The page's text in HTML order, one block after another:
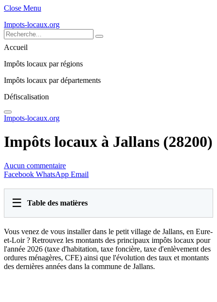
Close Menu
Impots-locaux.org
Accueil
Impôts locaux par régions
Impôts locaux par départements
Défiscalisation
Impots-locaux.org
Impôts locaux à Jallans (28200)
Aucun commentaire
Facebook WhatsApp Email
☰ Table des matières
Vous venez de vous installer dans le petit village de Jallans, en Eure-
et-Loir ? Retrouvez les montants des principaux impôts locaux pour
l'année 2026 (taxe d'habitation, taxe foncière, taxe d'enlèvement des
ordures ménagères, CFE) ainsi que l'évolution des taux et montants
des dernières années dans la commune de Jallans.